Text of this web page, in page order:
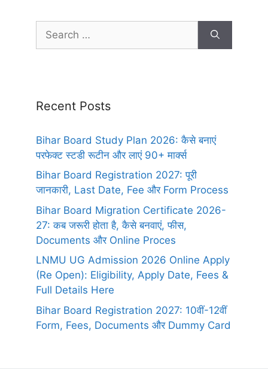
Recent Posts
Bihar Board Study Plan 2026: कैसे बनाएं
परफेक्ट स्टडी रूटीन और लाएं 90+ मार्क्स
Bihar Board Registration 2027: पूरी
जानकारी, Last Date, Fee और Form Process
Bihar Board Migration Certificate 2026-
27: कब जरूरी होता है, कैसे बनवाएं, फीस,
Documents और Online Proces
LNMU UG Admission 2026 Online Apply
(Re Open): Eligibility, Apply Date, Fees &
Full Details Here
Bihar Board Registration 2027: 10वीं-12वीं
Form, Fees, Documents और Dummy Card